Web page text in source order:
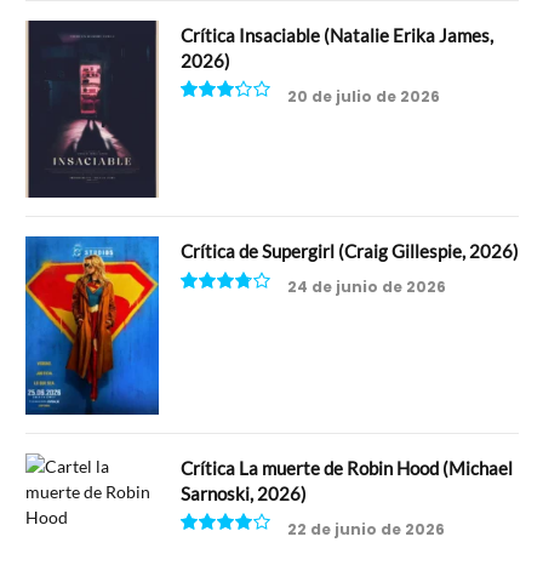
Crítica Insaciable (Natalie Erika James,
2026)
20 de julio de 2026
Crítica de Supergirl (Craig Gillespie, 2026)
24 de junio de 2026
Crítica La muerte de Robin Hood (Michael
Sarnoski, 2026)
22 de junio de 2026